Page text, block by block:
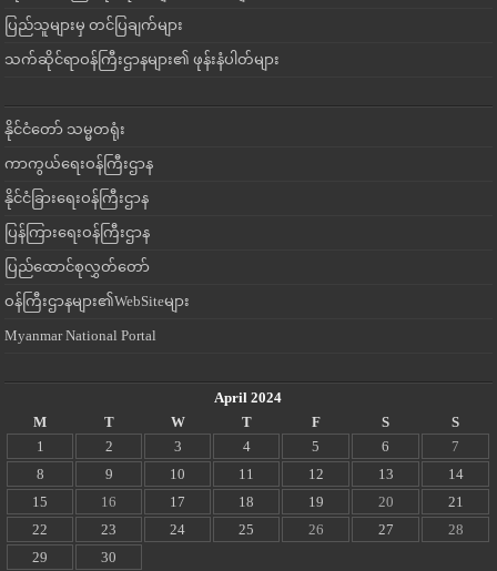
ပြည်သူများမှ တင်ပြချက်များ
သက်ဆိုင်ရာဝန်ကြီးဌာနများ၏ ဖုန်းနံပါတ်များ
နိုင်ငံတော် သမ္မတရုံး
ကာကွယ်ရေးဝန်ကြီးဌာန
နိုင်ငံခြားရေးဝန်ကြီးဌာန
ပြန်ကြားရေးဝန်ကြီးဌာန
ပြည်ထောင်စုလွှတ်တော်
ဝန်ကြီးဌာနများ၏WebSiteများ
Myanmar National Portal
April 2024
M
T W T F S
S
1
2 3 4 5 6
7
8
9 10 11 12 13
14
15
16 17 18 19 20
21
22
23 24 25 26 27
28
29
30